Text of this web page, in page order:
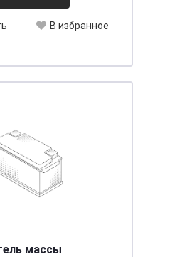
В избранное
массы